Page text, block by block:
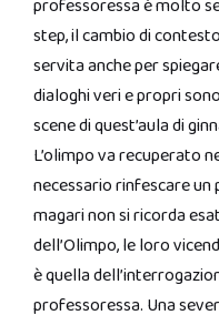
professoressa è molto
step, il cambio di
servita anche per
dialoghi veri e propri
scene di quest’aula di
L’olimpo va recuperato
necessario rinfescare un
magari non si ricorda
dell’Olimpo, le loro
è quella
professoressa. Una